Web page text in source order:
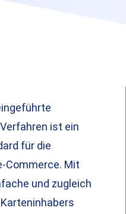
ist ein
für die
Commerce. Mit
und zugleich